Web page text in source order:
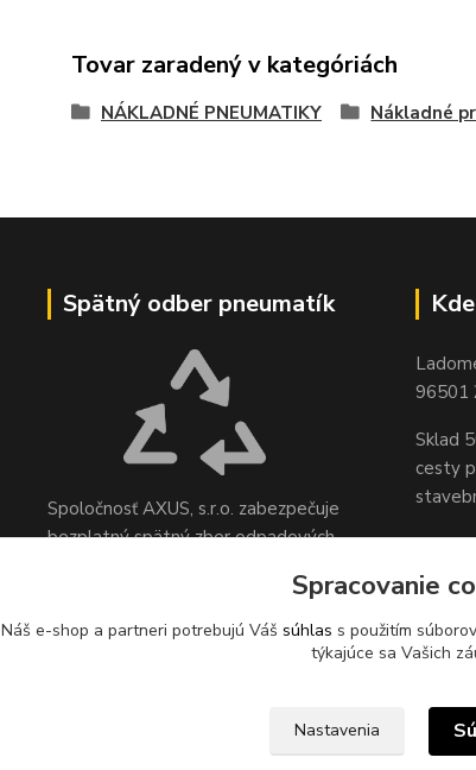
Tovar zaradený v kategóriách
NÁKLADNÉ PNEUMATIKY Nákladné
Spätný odber pneumatík
Spoločnosť AXUS, s.r.o. zabezpečuje
bezplatný spätný zber odpadových
Geromettova 78, 96621 Lovča.
96501
Sklad
cesty
Spracovanie
Náš e-shop a partneri potrebujú Váš súhlas s použitím
týkajúce sa Vašich
Nastavenia